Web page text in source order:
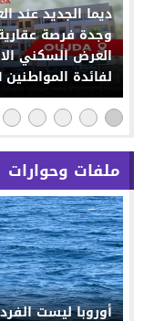
ديما الجديد عند
وجدة فرصة
العرض السكني
لفائدة المواطنين PROJET CITE DES JARDIN
ملفات وحوارات
أوروبا ليست